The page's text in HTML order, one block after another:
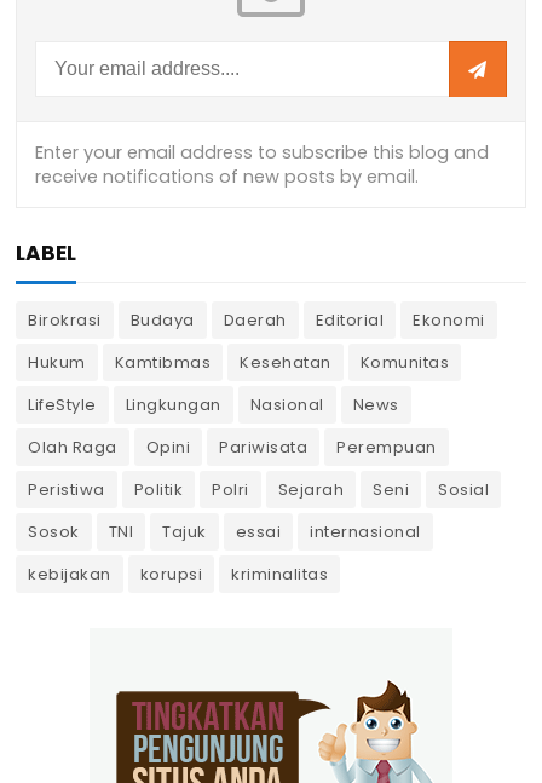
LABEL
Birokrasi Budaya Daerah Editorial
Ekonomi
Hukum
Kamtibmas Kesehatan
Komunitas
LifeStyle
Lingkungan Nasional
News
Olah Raga
Opini Pariwisata
Perempuan
Peristiwa
Politik Polri Sejarah Seni
Sosial
Sosok
TNI Tajuk essai
internasional
kebijakan
korupsi kriminalitas